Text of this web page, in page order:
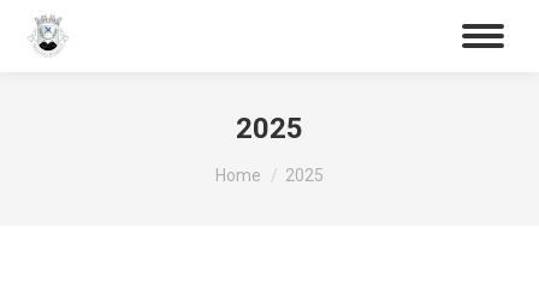
2025
You are here:
Home 2025